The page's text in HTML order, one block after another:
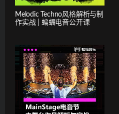
Melodic Techno风格解析与制
作实战 | 蝙蝠电音公开课